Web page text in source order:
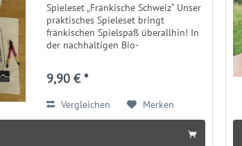
Spieleset „Fränkische Schweiz“ Unser
praktisches Spieleset bringt
fränkischen Spielspaß überallhin! In
der nachhaltigen Bio-
„Stadt – Land – Fränkische“ (je 20
9,90 € *
Vergleichen Merken